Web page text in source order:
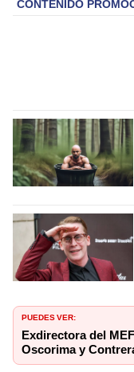
PUEDES VER:
Exdirectora del
Oscorima y